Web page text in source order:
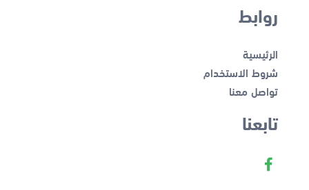
روابط
الرئيسية
شروط الاستخدام
تواصل معنا
تابعنا